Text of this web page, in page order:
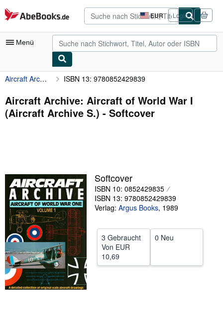
Zum Hauptinhalt
AbeBooks.de EUR
Seite
der
Einkaufseinstellungen.
Login
Menü
Nutzerkonto
Meine Bestellungen
Detailsuche
Verkäufer
Verkäufer werden
Hilfe
SCHLIESSEN
Aircraft Archive: Aircraft of World War I (Aircraft Archive S.) ISBN 13: 9780852429839
Aircraft Archive: Aircraft of World War I
(Aircraft Archive S.) - Softcover
Softcover
ISBN 10: 0852429835
ISBN 13: 9780852429839
Verlag: Argus Books, 1989
3 Gebraucht
Von EUR
10,69
0 Neu